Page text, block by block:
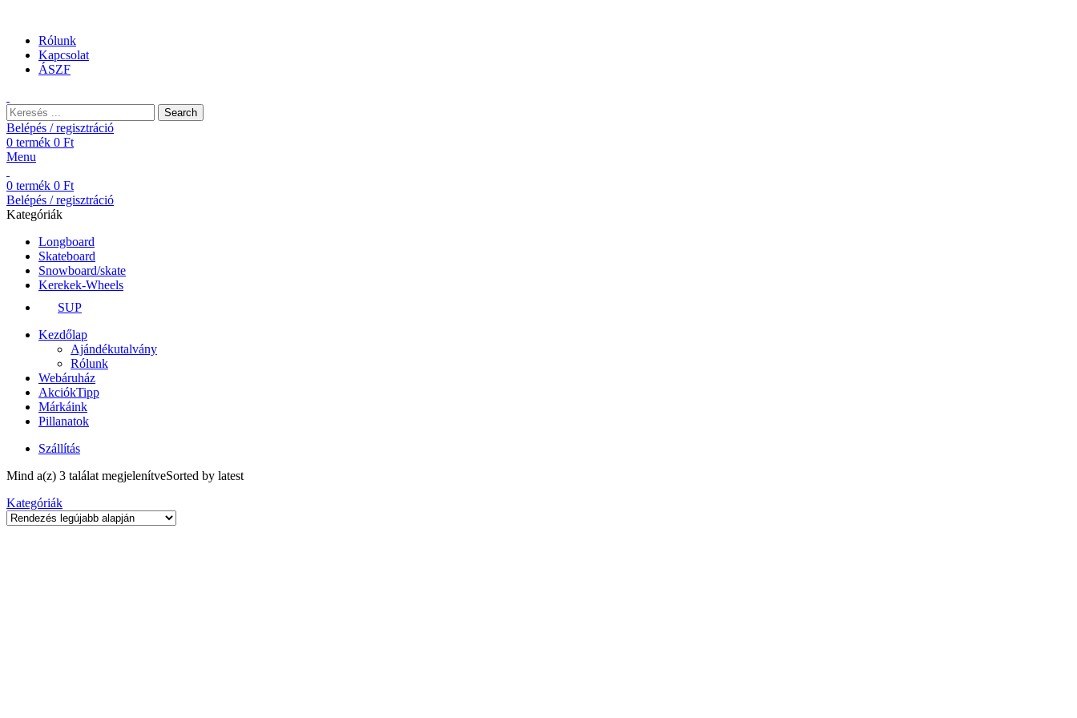
Rólunk
Kapcsolat
ÁSZF
Search
Belépés / regisztráció
0 termék 0 Ft
Menu
0 termék 0 Ft
Belépés / regisztráció
Kategóriák
Longboard
Skateboard
Snowboard/skate
Kerekek-Wheels
SUP
Kezdőlap
Ajándékutalvány
Rólunk
Webáruház
AkciókTipp
Márkáink
Pillanatok
Szállítás
Mind a(z) 3 találat megjelenítveSorted by latest
Kategóriák